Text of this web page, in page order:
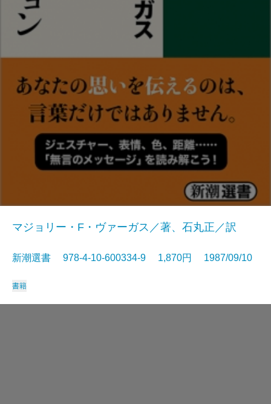
マジョリー・F・ヴァーガス／著、石丸正／訳
新潮選書 978-4-10-600334-9 1,870円 1987/09/10
書籍